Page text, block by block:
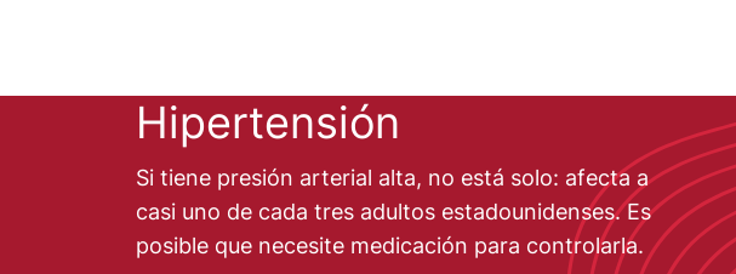
Hipertensión
Si tiene presión arterial alta, no está solo: afecta a
casi uno de cada tres adultos estadounidenses. Es
posible que necesite medicación para controlarla.